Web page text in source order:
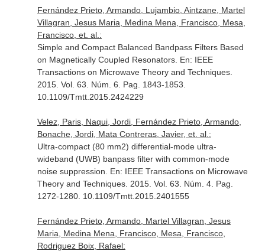
Fernández Prieto, Armando, Lujambio, Aintzane, Martel
Villagran, Jesus Maria, Medina Mena, Francisco, Mesa,
Francisco, et. al.:
Simple and Compact Balanced Bandpass Filters Based
on Magnetically Coupled Resonators. En: IEEE
Transactions on Microwave Theory and Techniques.
2015. Vol. 63. Núm. 6. Pag. 1843-1853.
10.1109/Tmtt.2015.2424229
Velez, Paris, Naqui, Jordi, Fernández Prieto, Armando,
Bonache, Jordi, Mata Contreras, Javier, et. al.:
Ultra-compact (80 mm2) differential-mode ultra-
wideband (UWB) banpass filter with common-mode
noise suppression. En: IEEE Transactions on Microwave
Theory and Techniques. 2015. Vol. 63. Núm. 4. Pag.
1272-1280. 10.1109/Tmtt.2015.2401555
Fernández Prieto, Armando, Martel Villagran, Jesus
Maria, Medina Mena, Francisco, Mesa, Francisco,
Rodriguez Boix, Rafael: